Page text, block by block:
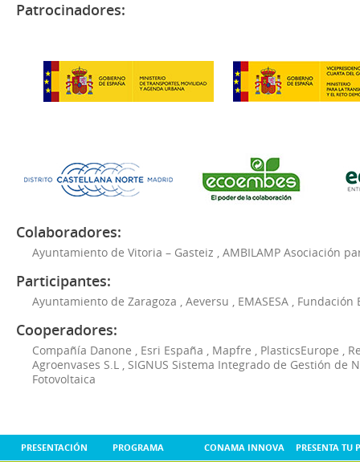
Patrocinadores:
Colaboradores:
Ayuntamiento de Vitoria – Gasteiz AMBILAMP Asociación
Participantes:
Ayuntamiento de Zaragoza Aeversu EMASESA Fundación
Cooperadores:
Compañía Danone Esri España Mapfre PlasticsEurope
Agroenvases S.L
SIGNUS Sistema Integrado de Gestión de
Fotovoltaica
PRESENTACIÓN PROGRAMA CONAMA INNOVA PRESENTA TU